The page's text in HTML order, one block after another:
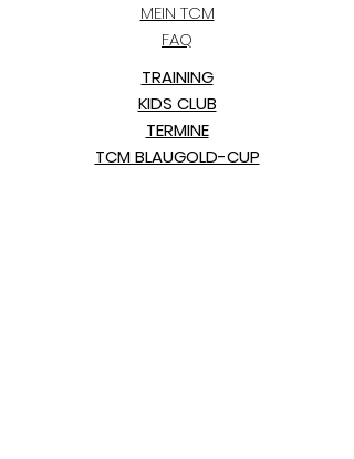
MEIN TCM
FAQ
KIDS CLUB
TRAINING
TERMINE
TCM BLAUGOLD-CUP